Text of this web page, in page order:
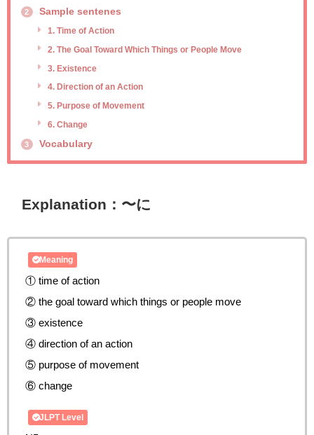
2 Sample sentenes
1. Time of Action
2. The Goal Toward Which Things or People Move
3. Existence
4. Direction of an Action
5. Purpose of Movement
6. Change
3 Vocabulary
Explanation：〜に
Meaning
① time of action
② the goal toward which things or people move
③ existence
④ direction of an action
⑤ purpose of movement
⑥ change
JLPT Level